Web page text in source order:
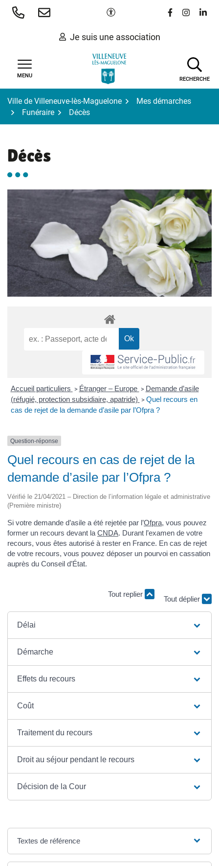
Aller
Paramètres d'accessibilité
Lien vers le
Lien vers
Lien
Je suis une association
MENU
RECHERCHE
Ville de Villeneuve-lès-Maguelone
Mes démarches
Funéraire
Décès
Décès
Accueil particuliers > Étranger – Europe > Demande d’asile
(réfugié, protection subsidiaire, apatride) > Quel recours en
cas de rejet de la demande d’asile par l’Ofpra ?
Question-réponse
Quel recours en cas de rejet de la
demande d’asile par l’Ofpra ?
Vérifié le 21/04/2021 – Direction de l’information légale et administrative
(Première ministre)
Si votre demande d’asile a été rejetée par l’Ofpra, vous pouvez
former un recours devant la CNDA. Durant l’examen de votre
recours, vous êtes autorisé à rester en France. En cas de rejet
de votre recours, vous pouvez déposer un pourvoi en cassation
auprès du Conseil d’État.
Tout replier Tout déplier
Délai
Démarche
Effets du recours
Coût
Traitement du recours
Droit au séjour pendant le recours
Décision de la Cour
Textes de référence